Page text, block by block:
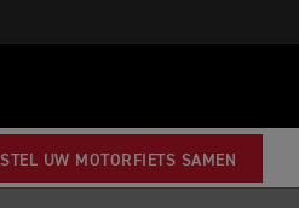
STEL UW MOTORFIETS SAMEN